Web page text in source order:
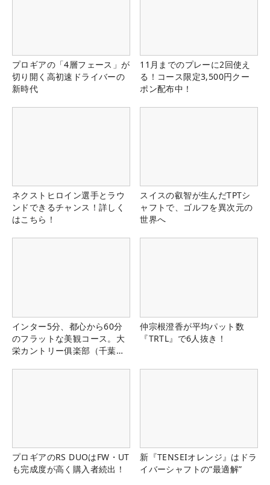
プロギアの「4層フェース」が
切り開く高初速ドライバーの
新時代
11月までのプレーに2回使え
る！コース限定3,500円クー
ポン配布中！
ネクストヒロイン選手とラウ
ンドできるチャンス！詳しく
はこちら！
スイスの叡智が生んだTPTシ
ャフトで、ゴルフを異次元の
世界へ
インター5分、都心から60分
のフラットな美観コース。大
栄カントリー俱楽部（千葉
仲宗根澄香が平均パット数
『TRTL』で6人抜き！
プロギアのRS DUOはFW・UT
も完成度が高く購入者続出！
新『TENSEIオレンジ』はドラ
イバーシャフトの“最適解”